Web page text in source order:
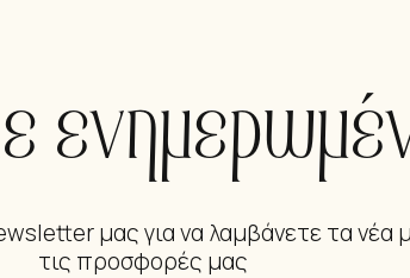
μας για να λαμβάνετε τα νέα
τις προσφορές μας